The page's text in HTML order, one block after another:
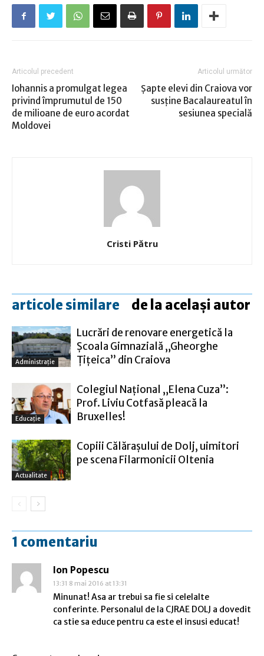
Articolul precedent
Iohannis a promulgat legea
privind împrumutul de 150
de milioane de euro acordat
Moldovei
Articolul următor
Şapte elevi din Craiova vor
susţine Bacalaureatul în
sesiunea specială
Cristi Pătru
articole similare de la același autor
Administraţie
Lucrări de renovare energetică la
Şcoala Gimnazială „Gheorghe
Ţiţeica” din Craiova
Educație
Colegiul Naţional „Elena Cuza”:
Prof. Liviu Cotfasă pleacă la
Bruxelles!
Actualitate
Copiii Călăraşului de Dolj, uimitori
pe scena Filarmonicii Oltenia
1 comentariu
Ion Popescu
13:31 8 mai 2016 at 13:31
Minunat! Asa ar trebui sa fie si celelalte
conferinte. Personalul de la CJRAE DOLJ a dovedit
ca stie sa educe pentru ca este el insusi educat!